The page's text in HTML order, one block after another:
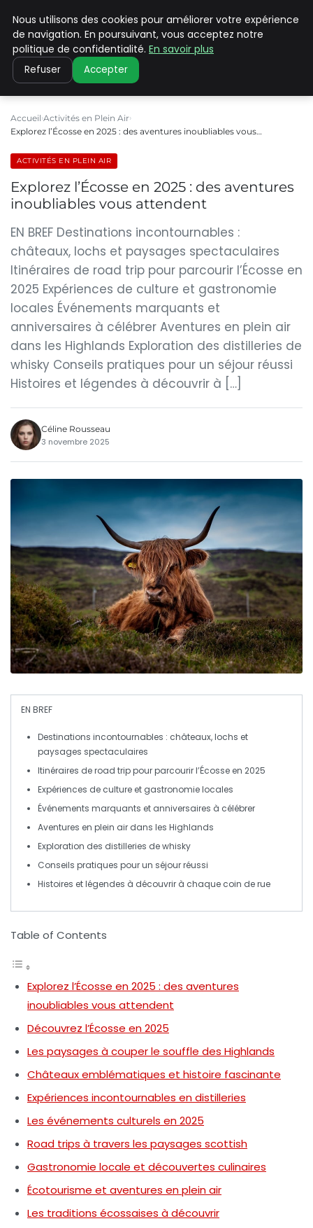
PILAT PATRIMOINES
Accueil Activités en Plein Air
Explorez l’Écosse en 2025 : des aventures inoubliables vous…
ACTIVITÉS EN PLEIN AIR
Explorez l’Écosse en 2025 : des aventures
inoubliables vous attendent
EN BREF Destinations incontournables :
châteaux, lochs et paysages spectaculaires
Itinéraires de road trip pour parcourir l’Écosse en
2025 Expériences de culture et gastronomie
locales Événements marquants et
anniversaires à célébrer Aventures en plein air
dans les Highlands Exploration des distilleries de
whisky Conseils pratiques pour un séjour réussi
Histoires et légendes à découvrir à […]
Céline Rousseau
3 novembre 2025
EN BREF
Destinations incontournables : châteaux, lochs et
paysages spectaculaires
Itinéraires deroad trippour parcourir l’Écosse en 2025
Expériences de culture et gastronomielocales
Événements marquants et anniversaires à célébrer
Aventures en plein air dans les Highlands
Exploration des distilleries dewhisky
Conseils pratiques pour un séjour réussi
Histoires et légendes à découvrir à chaque coin de rue
Table of Contents
Explorez l’Écosse en 2025 : des aventures
inoubliables vous attendent
Découvrez l’Écosse en 2025
Les paysages à couper le souffle des Highlands
Châteaux emblématiques et histoire fascinante
Expériences incontournables en distilleries
Les événements culturels en 2025
Road trips à travers les paysages scottish
Gastronomie locale et découvertes culinaires
Écotourisme et aventures en plein air
Les traditions écossaises à découvrir
Nous utilisons des cookies pour améliorer votre expérience
de navigation. En poursuivant, vous acceptez notre
politique de confidentialité. En savoir plus
Refuser Accepter